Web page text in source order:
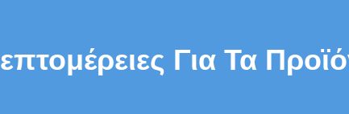
Για Τα